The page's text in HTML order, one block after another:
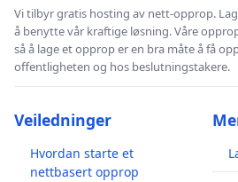
Vi tilbyr gratis hosting av nett-opprop.
å benytte vår kraftige løsning. Våre
så å lage et opprop er en bra måte å få
offentligheten og hos beslutningstakere.
Veiledninger
Hvordan starte et
nettbasert opprop